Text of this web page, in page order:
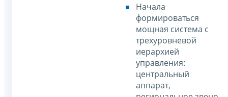
Начала
формироваться
мощная система с
трехуровневой
иерархией
управления:
центральный
аппарат,